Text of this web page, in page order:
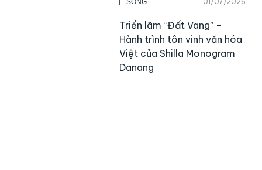
Triển lãm “Đất Vang” –
Hành trình tôn vinh văn hóa
Việt của Shilla Monogram
Danang